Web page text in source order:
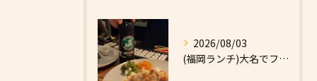
2026/08/03
(福岡ランチ)大名でファーストフードなら|High Five...